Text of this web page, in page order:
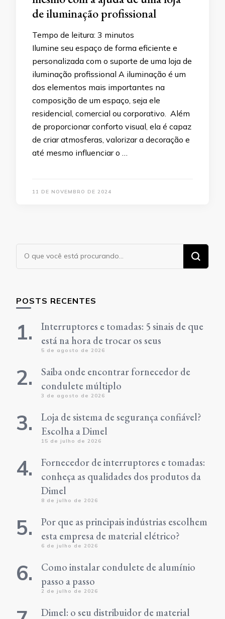
de iluminação profissional
Tempo de leitura: 3 minutos
Ilumine seu espaço de forma eficiente e
personalizada com o suporte de uma loja de
iluminação profissional A iluminação é um
dos elementos mais importantes na
composição de um espaço, seja ele
residencial, comercial ou corporativo. Além
de proporcionar conforto visual, ela é capaz
de criar atmosferas, valorizar a decoração e
até mesmo influenciar o …
11 DE NOVEMBRO DE 2024
Procurando
algo?
POSTS RECENTES
Interruptores e tomadas: 5 sinais de que
está na hora de trocar os seus
5 de agosto de 2026
Saiba onde encontrar fornecedor de
condulete múltiplo
3 de agosto de 2026
Loja de sistema de segurança confiável?
Escolha a Dimel
15 de julho de 2026
Fornecedor de interruptores e tomadas:
conheça as qualidades dos produtos da
Dimel
8 de julho de 2026
Por que as principais indústrias escolhem
esta empresa de material elétrico?
6 de julho de 2026
Como instalar condulete de alumínio
passo a passo
2 de julho de 2026
Dimel: o seu distribuidor de material